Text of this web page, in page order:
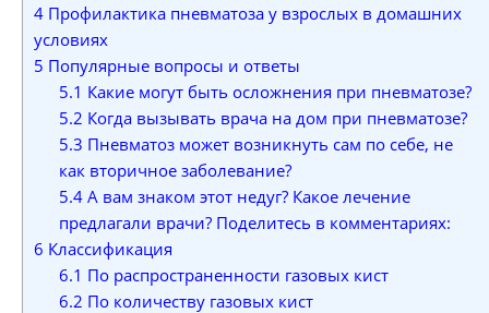
4 Профилактика пневматоза у взрослых в домашних
условиях
5 Популярные вопросы и ответы
5.1 Какие могут быть осложнения при пневматозе?
5.2 Когда вызывать врача на дом при пневматозе?
5.3 Пневматоз может возникнуть сам по себе, не
как вторичное заболевание?
5.4А вам знаком этот недуг? Какое лечение
предлагали врачи? Поделитесь в комментариях:
6 Классификация
6.1 По распространенности газовых кист
6.2 По количеству газовых кист